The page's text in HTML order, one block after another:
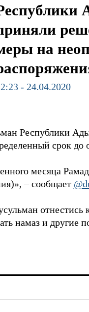
на
- 24.04.2020
Республики
срок до
месяца
– сообщает
намаз и другие